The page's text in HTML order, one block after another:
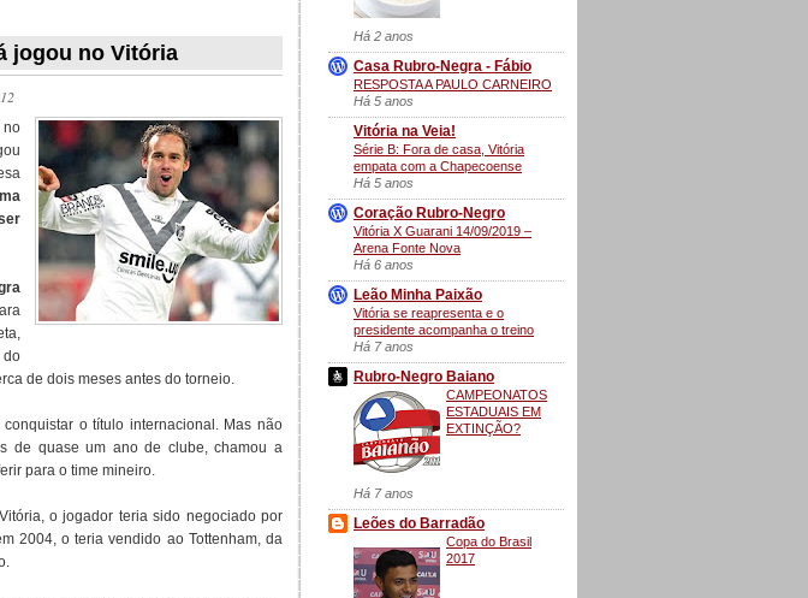
jogou no Vitória
no
do
de dois meses antes do torneio.
o título internacional. Mas não
de quase um ano de clube, chamou a
para o time mineiro.
o jogador teria sido negociado por
2004, o teria vendido ao Tottenham, da
Há 2 anos
Casa Rubro-Negra - Fábio
RESPOSTA A PAULO CARNEIRO
Há 5 anos
Vitória na Veia!
Série B: Fora de casa, Vitória
empata com a Chapecoense
Há 5 anos
Coração Rubro-Negro
Vitória X Guarani 14/09/2019 –
Arena Fonte Nova
Há 6 anos
Leão Minha Paixão
Vitória se reapresenta e o
presidente acompanha o treino
Há 7 anos
Rubro-Negro Baiano
CAMPEONATOS
ESTADUAIS EM
EXTINÇÃO?
Há 7 anos
Leões do Barradão
Copa do Brasil
2017